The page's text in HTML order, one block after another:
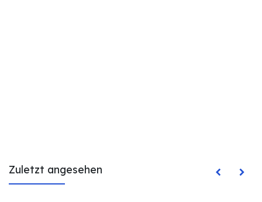
Zuletzt angesehen